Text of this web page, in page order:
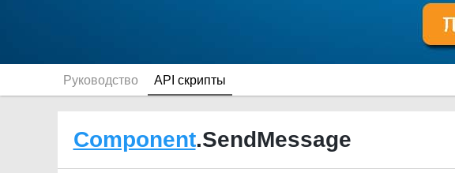
Руководство API скрипты
Component.SendMessage